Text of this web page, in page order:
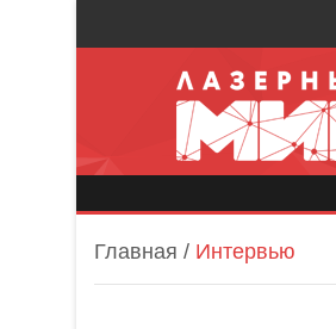
Главная / Интервью